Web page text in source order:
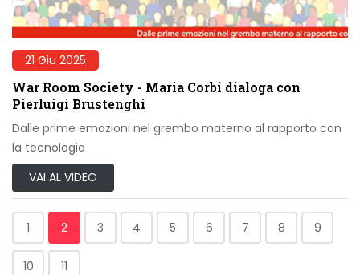
21 Giu 2025
War Room Society - Maria Corbi dialoga con
Pierluigi Brustenghi
Dalle prime emozioni nel grembo materno al rapporto con
la tecnologia
VAI AL VIDEO
1 2 3 4 5 6 7 8 9
10 11